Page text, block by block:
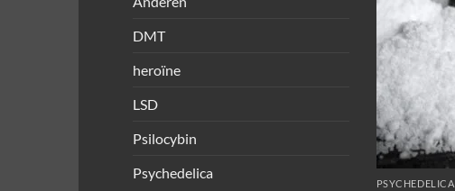
DMT
heroïne
LSD
Psilocybin
Psychedelica
PSYCHEDELICA